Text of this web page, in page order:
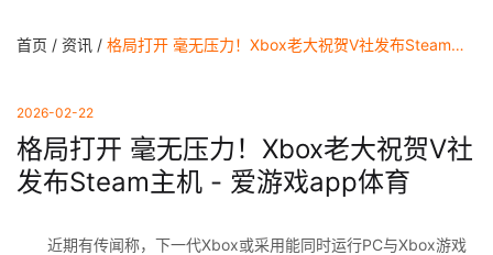
首页 / 资讯 / 格局打开 毫无压力！Xbox老大祝贺V社发布Steam主机 - 爱游戏app体育
2026-02-22
格局打开 毫无压力！Xbox老大祝贺V社
发布Steam主机 - 爱游戏app体育
近期有传闻称，下一代Xbox或采用能同时运行PC与Xbox游戏